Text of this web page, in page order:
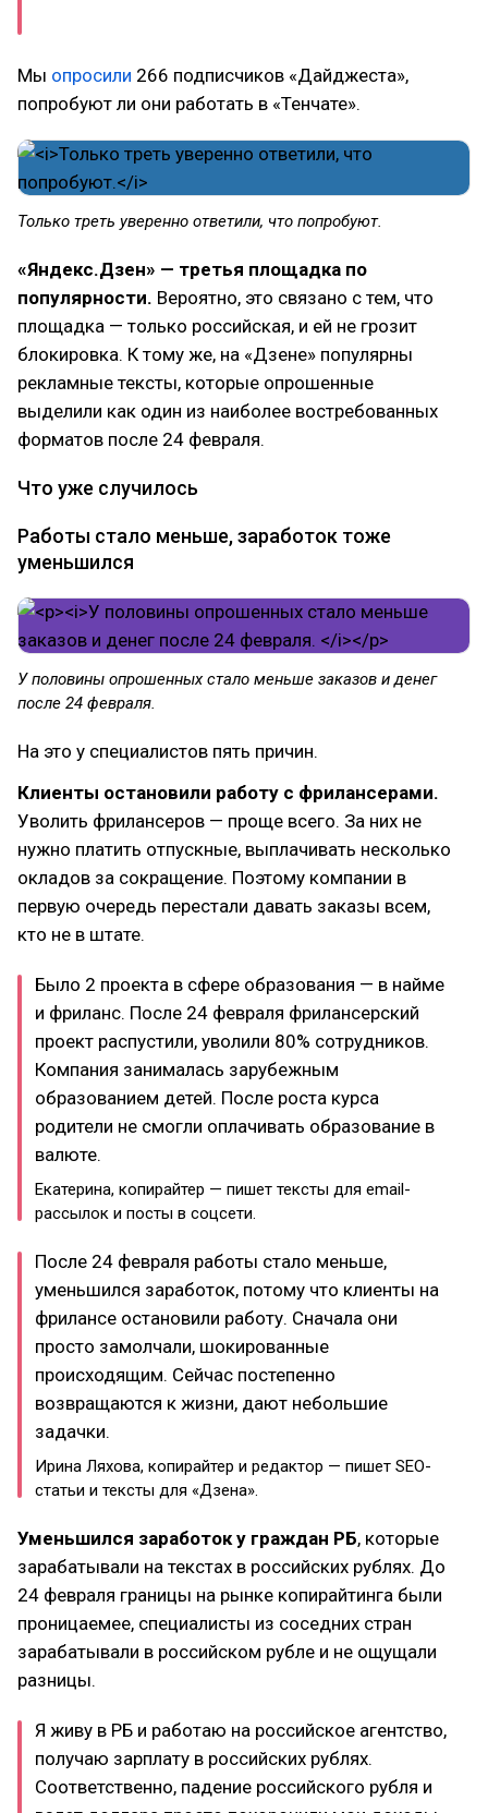
Мы опросили 266 подписчиков «Дайджеста»,
попробуют ли они работать в «Тенчате».
Только треть уверенно ответили, что попробуют.
«Яндекс.Дзен» — третья площадка по
популярности. Вероятно, это связано с тем, что
площадка — только российская, и ей не грозит
блокировка. К тому же, на «Дзене» популярны
рекламные тексты, которые опрошенные
выделили как один из наиболее востребованных
форматов после 24 февраля.
Что уже случилось
Работы стало меньше, заработок тоже
уменьшился
У половины опрошенных стало меньше заказов и денег
после 24 февраля.
На это у специалистов пять причин.
Клиенты остановили работу с фрилансерами.
Уволить фрилансеров — проще всего. За них не
нужно платить отпускные, выплачивать несколько
окладов за сокращение. Поэтому компании в
первую очередь перестали давать заказы всем,
кто не в штате.
Было 2 проекта в сфере образования — в найме
и фриланс. После 24 февраля фрилансерский
проект распустили, уволили 80% сотрудников.
Компания занималась зарубежным
образованием детей. После роста курса
родители не смогли оплачивать образование в
валюте.
Екатерина, копирайтер — пишет тексты для email-
рассылок и посты в соцсети.
После 24 февраля работы стало меньше,
уменьшился заработок, потому что клиенты на
фрилансе остановили работу. Сначала они
просто замолчали, шокированные
происходящим. Сейчас постепенно
возвращаются к жизни, дают небольшие
задачки.
Ирина Ляхова, копирайтер и редактор — пишет SEO-
статьи и тексты для «Дзена».
Уменьшился заработок у граждан РБ, которые
зарабатывали на текстах в российских рублях. До
24 февраля границы на рынке копирайтинга были
проницаемее, специалисты из соседних стран
зарабатывали в российском рубле и не ощущали
разницы.
Я живу в РБ и работаю на российское агентство,
получаю зарплату в российских рублях.
Соответственно, падение российского рубля и